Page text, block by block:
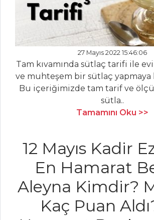
PİDELİ
İSKENDER
Et Yemekleri Tüm
ÇORBALAR
Deniz Mahsulleri
Kavurmalı Çorba
Mantılı Çorba
Çorbalar Tüm
Tarifleri
27 Mayıs 2022 15:46:06
Tam kıvamında sütlaç tarifi ile
ve muhteşem bir sütlaç yapmaya
Bu içeriğimizde tam tarif ve
sütla..
Tamamını Oku >>
12 Mayıs Kadir
En Hamarat
Aleyna Kimdir?
Kaç Puan